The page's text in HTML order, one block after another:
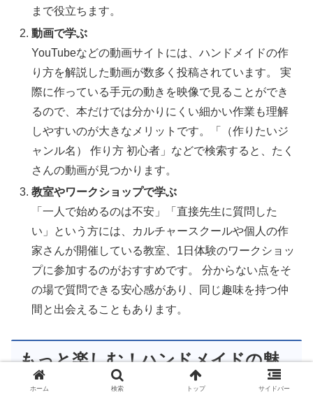
まで役立ちます。
動画で学ぶ
YouTubeなどの動画サイトには、ハンドメイドの作
り方を解説した動画が数多く投稿されています。 実
際に作っている手元の動きを映像で見ることができ
るので、本だけでは分かりにくい細かい作業も理解
しやすいのが大きなメリットです。「（作りたいジ
ャンル名） 作り方 初心者」などで検索すると、たく
さんの動画が見つかります。
教室やワークショップで学ぶ
「一人で始めるのは不安」「直接先生に質問した
い」という方には、カルチャースクールや個人の作
家さんが開催している教室、1日体験のワークショッ
プに参加するのがおすすめです。 分からない点をそ
の場で質問できる安心感があり、同じ趣味を持つ仲
間と出会えることもあります。
もっと楽しむ！ハンドメイドの魅
力と広げ方
ホーム 検索 トップ サイドバー